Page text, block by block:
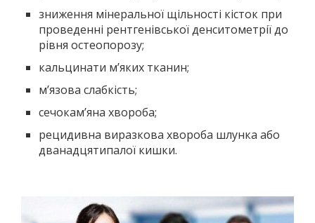
зниження мінеральної щільності кісток при
проведенні рентгенівської денситометрії до
рівня остеопорозу;
кальцинати м’яких тканин;
м’язова слабкість;
сечокам’яна хвороба;
рецидивна виразкова хвороба шлунка або
дванадцятипалої кишки.